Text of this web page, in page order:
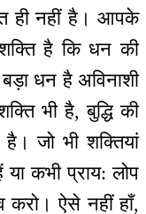
ही नहीं है। आपके
है कि धन की
धन है अविनाशी
भी है, बुद्धि की
जो भी शक्तियां
कभी प्राय: लोप
करो। ऐसे नहीं हाँ,